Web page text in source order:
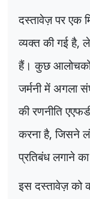
दस्तावेज़ पर एक
व्यक्त की गई है,
हैं। कुछ आलोचकों
जर्मनी में अगला
की रणनीति
करना है,जिसने
प्रतिबंध लगाने
इस दस्तावेज़ को